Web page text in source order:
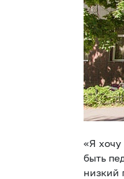
«Я хочу
быть
низкий